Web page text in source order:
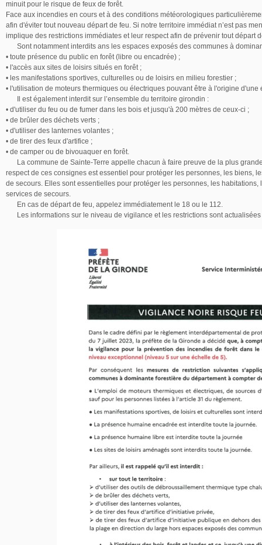
minuit pour le risque de feux de forêt.
Face aux incendies en cours et à des conditions météorologiques
afin d'éviter tout nouveau départ de feu. Si notre territoire immédiat n’est pas
implique des restrictions immédiates et leur respect afin de prévenir tout départ
Sont notamment interdits ans les espaces exposés des communes à
• toute présence du public en forêt (libre ou encadrée) ;
• l'accès aux sites de loisirs situés en forêt ;
• les manifestations sportives, culturelles ou de loisirs en milieu forestier ;
• l'utilisation de moteurs thermiques ou électriques pouvant être à l'origine d'une
Il est également interdit sur l’ensemble du territoire girondin :
• d'utiliser du feu ou de fumer dans les bois et jusqu'à 200 mètres de ceux-ci ;
• de brûler des déchets verts ;
• d'utiliser des lanternes volantes ;
• de tirer des feux d'artifice ;
• de camper ou de bivouaquer en forêt.
La commune de Sainte-Terre appelle chacun à faire preuve de la plus
respect de ces consignes est essentiel pour protéger les personnes, les biens,
de secours. Elles sont essentielles pour protéger les personnes, les
services de secours.
En cas de départ de feu, appelez immédiatement le 18 ou le 112.
Les informations sur le niveau de vigilance et les restrictions sont